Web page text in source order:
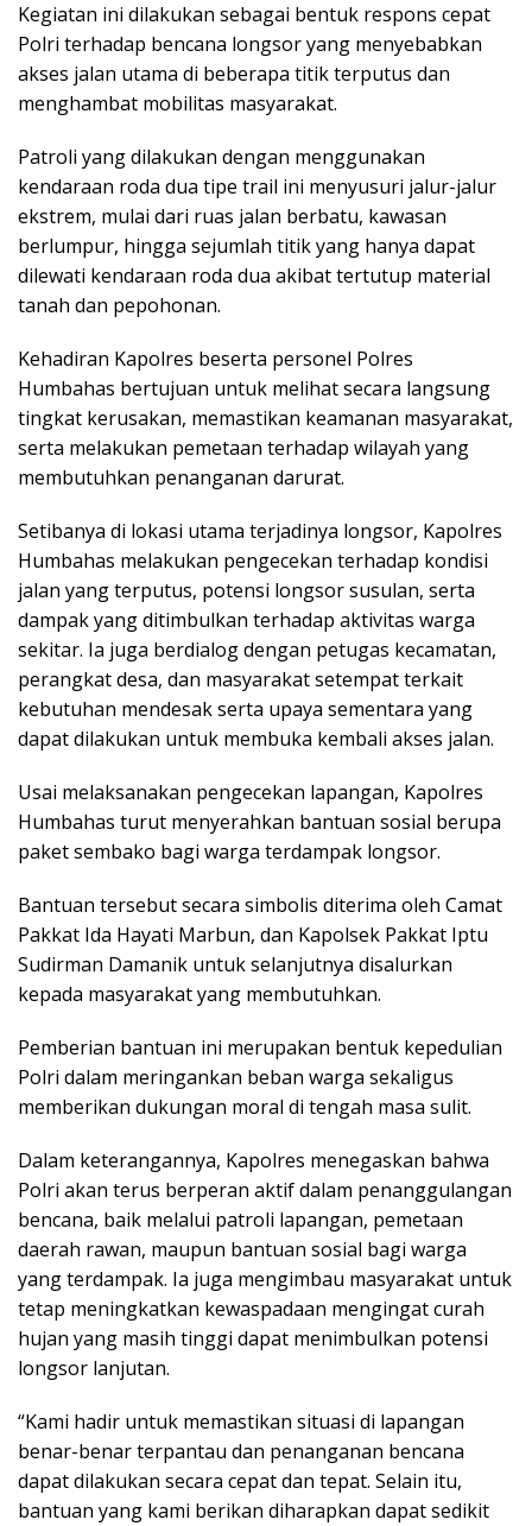
Kegiatan ini dilakukan sebagai bentuk respons cepat
Polri terhadap bencana longsor yang menyebabkan
akses jalan utama di beberapa titik terputus dan
menghambat mobilitas masyarakat.
Patroli yang dilakukan dengan menggunakan
kendaraan roda dua tipe trail ini menyusuri jalur-jalur
ekstrem, mulai dari ruas jalan berbatu, kawasan
berlumpur, hingga sejumlah titik yang hanya dapat
dilewati kendaraan roda dua akibat tertutup material
tanah dan pepohonan.
Kehadiran Kapolres beserta personel Polres
Humbahas bertujuan untuk melihat secara langsung
tingkat kerusakan, memastikan keamanan masyarakat,
serta melakukan pemetaan terhadap wilayah yang
membutuhkan penanganan darurat.
Setibanya di lokasi utama terjadinya longsor, Kapolres
Humbahas melakukan pengecekan terhadap kondisi
jalan yang terputus, potensi longsor susulan, serta
dampak yang ditimbulkan terhadap aktivitas warga
sekitar. Ia juga berdialog dengan petugas kecamatan,
perangkat desa, dan masyarakat setempat terkait
kebutuhan mendesak serta upaya sementara yang
dapat dilakukan untuk membuka kembali akses jalan.
Usai melaksanakan pengecekan lapangan, Kapolres
Humbahas turut menyerahkan bantuan sosial berupa
paket sembako bagi warga terdampak longsor.
Bantuan tersebut secara simbolis diterima oleh Camat
Pakkat Ida Hayati Marbun, dan Kapolsek Pakkat Iptu
Sudirman Damanik untuk selanjutnya disalurkan
kepada masyarakat yang membutuhkan.
Pemberian bantuan ini merupakan bentuk kepedulian
Polri dalam meringankan beban warga sekaligus
memberikan dukungan moral di tengah masa sulit.
Dalam keterangannya, Kapolres menegaskan bahwa
Polri akan terus berperan aktif dalam penanggulangan
bencana, baik melalui patroli lapangan, pemetaan
daerah rawan, maupun bantuan sosial bagi warga
yang terdampak. Ia juga mengimbau masyarakat untuk
tetap meningkatkan kewaspadaan mengingat curah
hujan yang masih tinggi dapat menimbulkan potensi
longsor lanjutan.
“Kami hadir untuk memastikan situasi di lapangan
benar-benar terpantau dan penanganan bencana
dapat dilakukan secara cepat dan tepat. Selain itu,
bantuan yang kami berikan diharapkan dapat sedikit